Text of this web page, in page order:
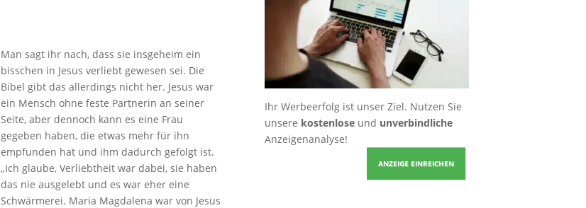
Man sagt ihr nach, dass sie insgeheim ein
bisschen in Jesus verliebt gewesen sei. Die
Bibel gibt das allerdings nicht her. Jesus war
ein Mensch ohne feste Partnerin an seiner
Seite, aber dennoch kann es eine Frau
gegeben haben, die etwas mehr für ihn
empfunden hat und ihm dadurch gefolgt ist.
„Ich glaube, Verliebtheit war dabei, sie haben
das nie ausgelebt und es war eher eine
Schwärmerei. Maria Magdalena war von Jesus
Ihr Werbeerfolg ist unser Ziel. Nutzen Sie
unsere kostenloseund unverbindliche
Anzeigenanalyse!
ANZEIGE EINREICHEN